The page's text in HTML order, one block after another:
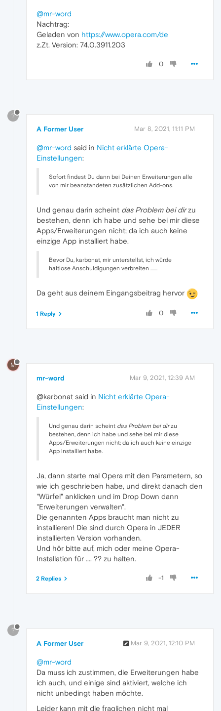
@mr-word
Nachtrag:
Geladen von https://www.opera.com/de
z.Zt. Version: 74.0.3911.203
0
?
A Former User Mar 8, 2021, 11:11 PM
@mr-word said in Nicht erklärte Opera-
Einstellungen:
Sofort findest Du dann bei Deinen Erweiterungen alle
von mir beanstandeten zusätzlichen Add-ons.
Und genau darin scheint das Problem bei dirzu
bestehen, denn ich habe und sehe bei mir diese
Apps/Erweiterungen nicht; da ich auch keine
einzige App installiert habe.
Bevor Du, karbonat, mir unterstellst, ich würde
haltlose Anschuldigungen verbreiten .......
Da geht aus deinem Eingangsbeitrag hervor
0
1 Reply
M
mr-word Mar 9, 2021, 12:39 AM
@karbonat said in Nicht erklärte Opera-
Einstellungen:
Und genau darin scheint das Problem bei dirzu
bestehen, denn ich habe und sehe bei mir diese
Apps/Erweiterungen nicht; da ich auch keine einzige
App installiert habe.
Ja, dann starte mal Opera mit den Parametern, so
wie ich geschrieben habe, und direkt danach den
"Würfel" anklicken und im Drop Down dann
"Erweiterungen verwalten".
Die genannten Apps braucht man nicht zu
installieren! Die sind durch Opera in JEDER
installierten Version vorhanden.
Und hör bitte auf, mich oder meine Opera-
Installation für .... ?? zu halten.
-1
2 Replies
?
A Former User Mar 9, 2021, 12:10 PM
@mr-word
Da muss ich zustimmen, die Erweiterungen habe
ich auch, und einige sind aktiviert, welche ich
nicht unbedingt haben möchte.
Leider kann mit die fraglichen nicht mal